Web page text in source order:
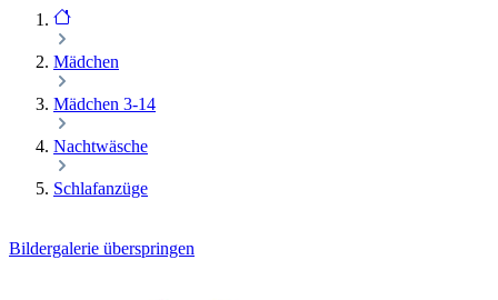
Mädchen
Mädchen 3-14
Nachtwäsche
Schlafanzüge
Bildergalerie überspringen